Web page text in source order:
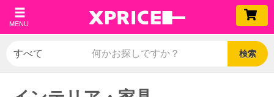
MENU
検索